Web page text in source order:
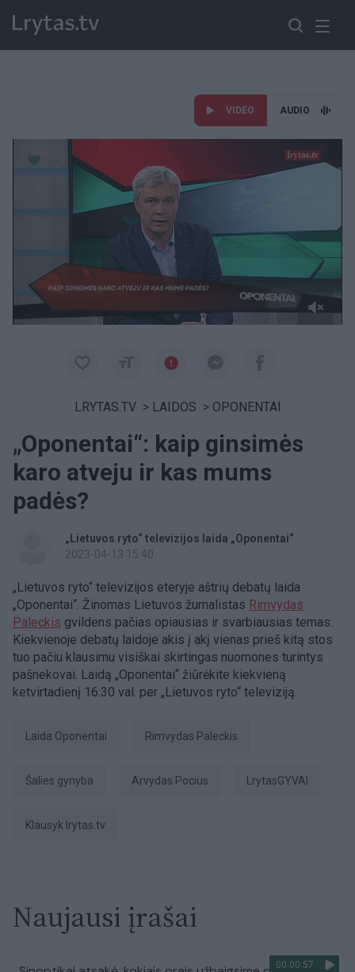
VIDEO AUDIO
Paremkite Ukrainą
LRYTAS.TV > LAIDOS > OPONENTAI
„Oponentai“: kaip ginsimės
karo atveju ir kas mums
padės?
„Lietuvos ryto“ televizijos laida „Oponentai“
2023-04-13 15:40
„Lietuvos ryto“ televizijos eteryje aštrių debatų laida
„Oponentai“. Žinomas Lietuvos žurnalistas Rimvydas
Paleckis gvildens pačias opiausias ir svarbiausias temas.
Kiekvienoje debatų laidoje akis į akį vienas prieš kitą stos
tuo pačiu klausimu visiškai skirtingas nuomones turintys
pašnekovai. Laidą „Oponentai“ žiūrėkite kiekvieną
ketvirtadienį 16:30 val. per „Lietuvos ryto“ televiziją.
Laida Oponentai Rimvydas Paleckis
šalies gynyba Arvydas Pocius LrytasGYVAI
Klausyk lrytas.tv
Naujausi įrašai
00:00:57